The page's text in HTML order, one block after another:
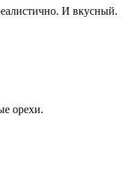
И вкусный.
орехи.